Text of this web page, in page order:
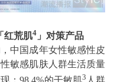
红荒肌4 」对策产品
中国成年女性敏感性皮
敏感肌肤人群生活质量
：98.4%的干敏肌3 人群